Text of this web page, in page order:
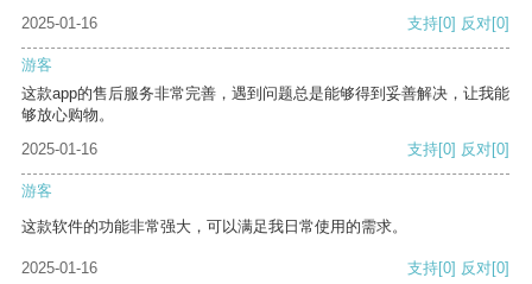
2025-01-16
支持[0] 反对[0]
游客
这款app的售后服务非常完善，遇到问题总是能够得到妥善解决，让我能
够放心购物。
2025-01-16
支持[0] 反对[0]
游客
这款软件的功能非常强大，可以满足我日常使用的需求。
2025-01-16 支持[0] 反对[0]